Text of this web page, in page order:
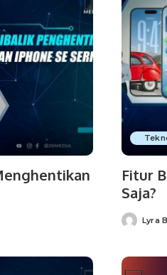
Fitur
Saja?
PostedLyra